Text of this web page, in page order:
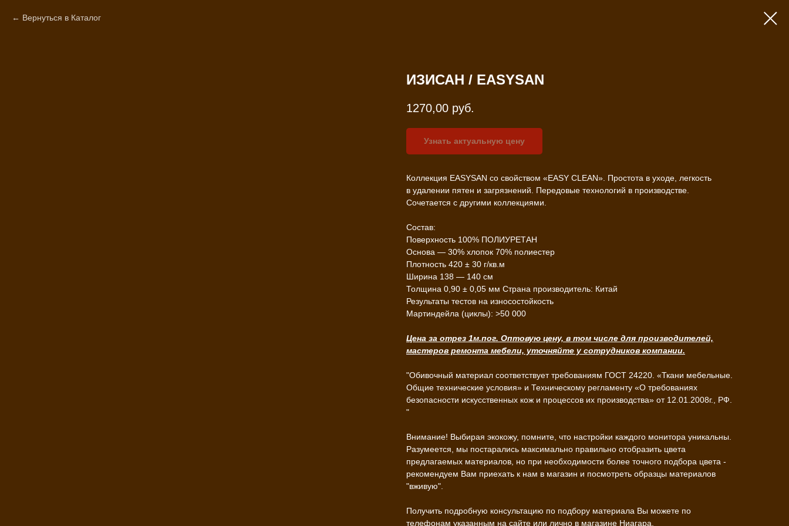
Вернуться в Каталог
ИЗИСАН / EASYSAN
1270,00 руб.
Узнать актуальную цену
Коллекция EASYSAN со свойством «EASY CLEAN». Простота в уходе, легкость
в удалении пятен и загрязнений. Передовые технологий в производстве.
Сочетается с другими коллекциями.
Состав:
Поверхность 100% ПОЛИУРЕТАН
Основа — 30% хлопок 70% полиестер
Плотность 420 ± 30 г/кв.м
Ширина 138 — 140 см
Толщина 0,90 ± 0,05 мм Страна производитель: Китай
Результаты тестов на износостойкость
Мартиндейла (циклы): >50 000
Цена за отрез 1м.пог. Оптовую цену, в том числе для производителей,
мастеров ремонта мебели, уточняйте у сотрудников компании.
"Обивочный материал соответствует требованиям ГОСТ 24220. «Ткани мебельные.
Общие технические условия» и Техническому регламенту «О требованиях
безопасности искусственных кож и процессов их производства» от 12.01.2008г., РФ.
"
Внимание! Выбирая экокожу, помните, что настройки каждого монитора уникальны.
Разумеется, мы постарались максимально правильно отобразить цвета
предлагаемых материалов, но при необходимости более точного подбора цвета -
рекомендуем Вам приехать к нам в магазин и посмотреть образцы материалов
"вживую".
Получить подробную консультацию по подбору материала Вы можете по
телефонам указанным на сайте или лично в магазине Ниагара.